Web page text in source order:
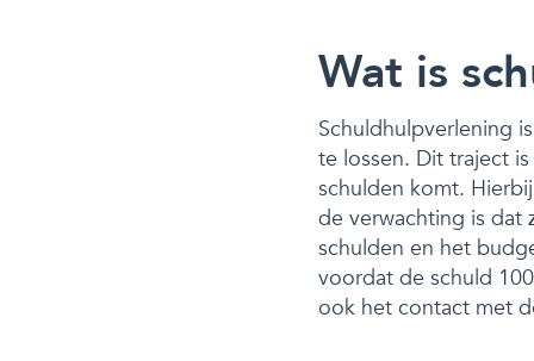
Wat is
Schuldhulpverlening
te lossen. Dit traject
schulden komt.
de verwachting is dat
schulden en het
voordat de schuld
ook het contact met